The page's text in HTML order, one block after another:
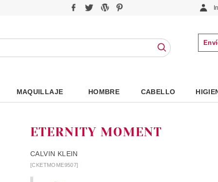
MAQUILLAJE HOMBRE CABELLO
ETERNITY MOMENT
CALVIN KLEIN
[CKETMOME9507]